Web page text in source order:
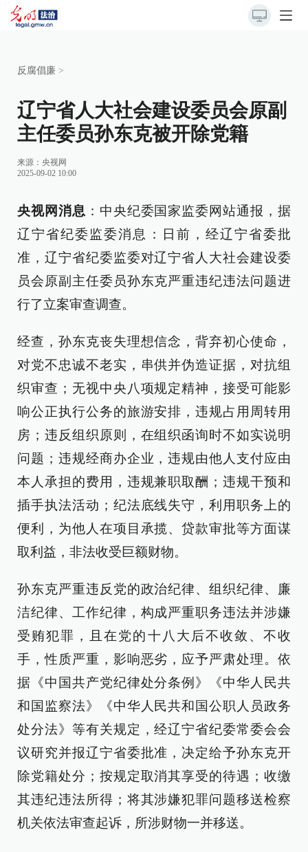
反腐倡廉 >
辽宁省人大社会建设委员会原副
主任委员孙东克被开除党籍
来源： 央视网
2025-09-02 10:00
央视网消息 ：中央纪委国家监委网站通报，据
辽宁省纪委监委消息：日前，经辽宁省委批
准，辽宁省纪委监委对辽宁省人大社会建设委
员会原副主任委员孙东克严重违纪违法问题进
行了立案审查调查。
经查，孙东克丧失理想信念，背弃初心使命，
对党不忠诚不老实，串供并伪造证据，对抗组
织审查；无视中央八项规定精神，接受可能影
响公正执行公务的旅游安排，违规占用周转用
房；违反组织原则，在组织函询时不如实说明
问题；违规经商办企业，违规由他人支付应由
本人承担的费用，违规兼职取酬；违规干预和
插手执法活动；纪法底线失守，利用职务上的
便利，为他人在项目承揽、贷款审批等方面谋
取利益，非法收受巨额财物。
孙东克严重违反党的政治纪律、组织纪律、廉
洁纪律、工作纪律，构成严重职务违法并涉嫌
受贿犯罪，且在党的十八大后不收敛、不收
手，性质严重，影响恶劣，应予严肃处理。依
据《中国共产党纪律处分条例》《中华人民共
和国监察法》《中华人民共和国公职人员政务
处分法》等有关规定，经辽宁省纪委常委会会
议研究并报辽宁省委批准，决定给予孙东克开
除党籍处分；按规定取消其享受的待遇；收缴
其违纪违法所得；将其涉嫌犯罪问题移送检察
机关依法审查起诉，所涉财物一并移送。